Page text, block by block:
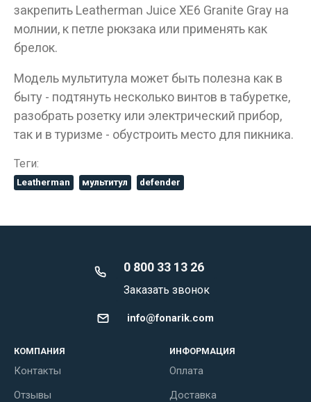
закрепить Leatherman Juice XE6 Granite Gray на
молнии, к петле рюкзака или применять как
брелок.
Модель мультитула может быть полезна как в
быту - подтянуть несколько винтов в табуретке,
разобрать розетку или электрический прибор,
так и в туризме - обустроить место для пикника.
Теги:
Leatherman мультитул defender
0 800 33 13 26
Заказать звонок
info@fonarik.com
КОМПАНИЯ
Контакты
Отзывы
ИНФОРМАЦИЯ
Оплата
Доставка